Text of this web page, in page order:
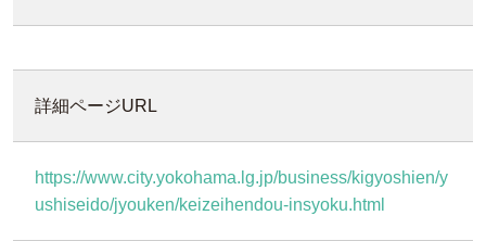
詳細ページURL
https://www.city.yokohama.lg.jp/business/kigyoshien/y
ushiseido/jyouken/keizeihendou-insyoku.html